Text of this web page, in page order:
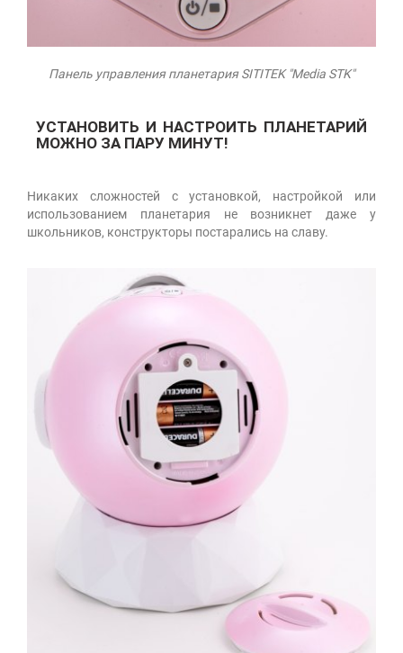
Панель управления планетария SITITEK "Media STK"
УСТАНОВИТЬ И НАСТРОИТЬ ПЛАНЕТАРИЙ
МОЖНО ЗА ПАРУ МИНУТ!
Никаких сложностей с установкой, настройкой или
использованием планетария не возникнет даже у
школьников, конструкторы постарались на славу.